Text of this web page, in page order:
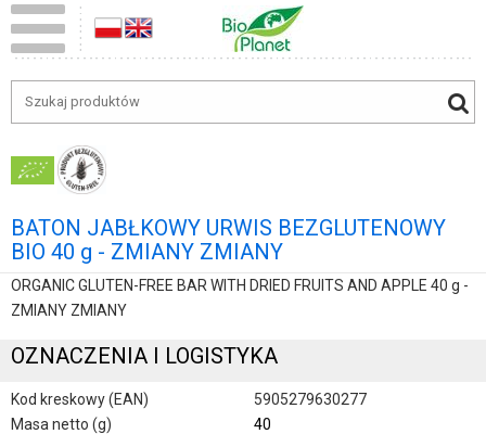
BATON JABŁKOWY URWIS BEZGLUTENOWY
BIO 40 g - ZMIANY ZMIANY
ORGANIC GLUTEN-FREE BAR WITH DRIED FRUITS AND APPLE 40 g -
ZMIANY ZMIANY
OZNACZENIA I LOGISTYKA
Kod kreskowy (EAN)
5905279630277
Masa netto (g)
40